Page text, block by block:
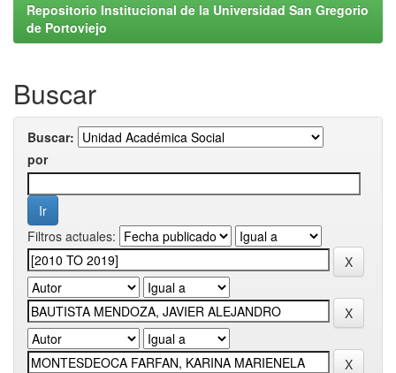
Repositorio Institucional de la Universidad San Gregorio
de Portoviejo
Buscar
Buscar:
por
Filtros actuales: